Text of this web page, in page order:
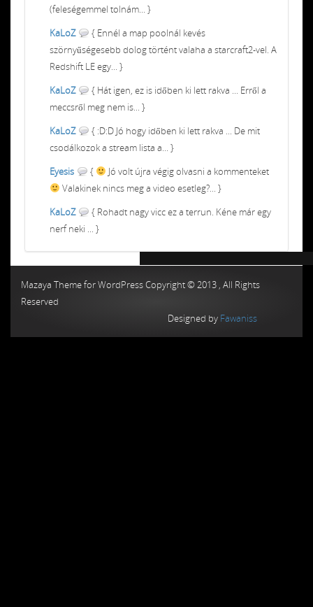
(feleségemmel tolnám... }
KaLoZ
{ Ennél a map poolnál kevés
szörnyűségesebb dolog történt valaha a starcraft2-vel. A
Redshift LE egy... }
KaLoZ
{ Hát igen, ez is időben ki lett rakva ... Erről a
meccsről meg nem is... }
KaLoZ
{ :D:D Jó hogy időben ki lett rakva ... De mit
csodálkozok a stream lista a... }
Eyesis
{
Jó volt újra végig olvasni a kommenteket
Valakinek nincs meg a video esetleg?... }
KaLoZ
{ Rohadt nagy vicc ez a terrun. Kéne már egy
nerf neki ... }
Mazaya Theme for WordPress Copyright © 2013 , All Rights
Reserved
Designed by Fawaniss